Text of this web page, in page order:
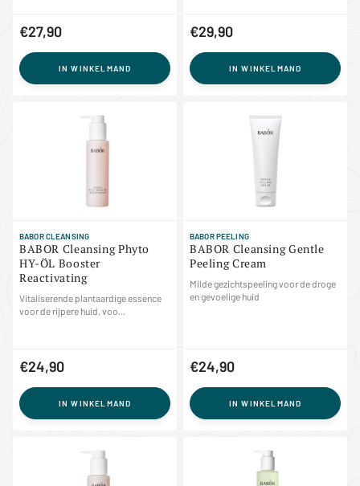
€27,90
IN WINKELMAND
€29,90
IN WINKELMAND
BABOR CLEANSING
BABOR Cleansing Phyto
HY-ÖL Booster
Reactivating
Vitaliserende plantaardige essence
voor de rijpere huid, voo...
€24,90
IN WINKELMAND
BABOR PEELING
BABOR Cleansing Gentle
Peeling Cream
Milde gezichtspeeling voor de droge
en gevoelige huid
€24,90
IN WINKELMAND